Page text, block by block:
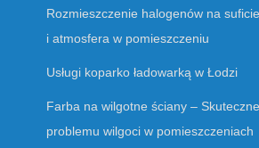
Rozmieszczenie halogenów na
i atmosfera w pomieszczeniu
Usługi koparko ładowarką w Łodzi
Farba na wilgotne ściany –
problemu wilgoci w pomieszczeniach